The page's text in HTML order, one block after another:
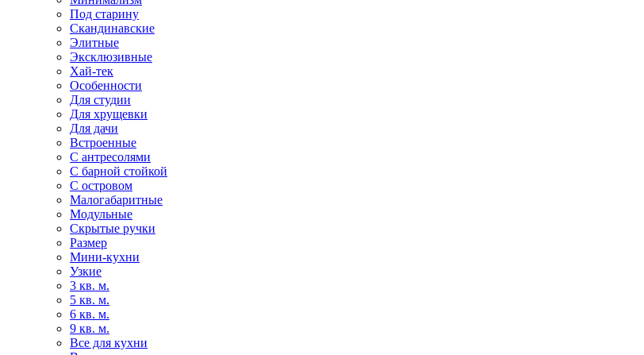
Под старину
Скандинавские
Элитные
Эксклюзивные
Хай-тек
Особенности
Для студии
Для хрущевки
Для дачи
Встроенные
С антресолями
С барной стойкой
С островом
Малогабаритные
Модульные
Скрытые ручки
Размер
Мини-кухни
Узкие
3 кв. м.
5 кв. м.
6 кв. м.
9 кв. м.
Все для кухни